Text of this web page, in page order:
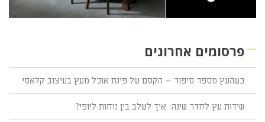
פרסומים אחרונים
כשהעץ מספר סיפור – הקסם של פינת אוכל מעץ בעיצוב קלאסי
שידות עץ לחדר שינה: איך לשלב בין נוחות ליופי?